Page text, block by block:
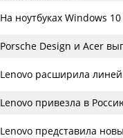
На ноутбуках Windows
Porsche Design и Acer
Lenovo расширила
Lenovo привезла в
Lenovo представила